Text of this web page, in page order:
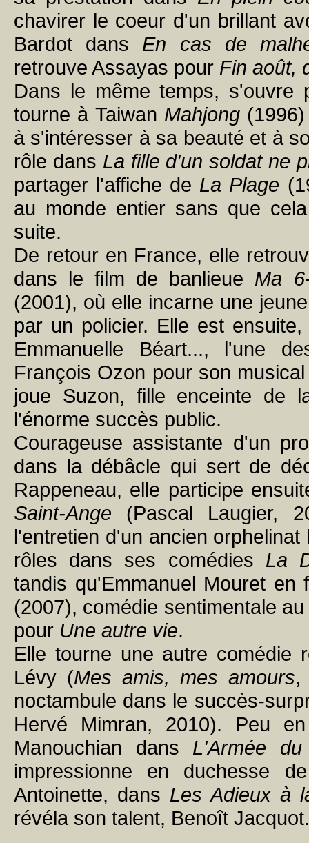
chavirer le coeur d'un brillant
Bardot dans En cas de
retrouve Assayas pour Fin août,
Dans le même temps, s'ouvre
tourne à Taiwan Mahjong
à s'intéresser à sa beauté et à
rôle dans La fille d'un soldat ne
partager l'affiche de La Plage
au monde entier sans que
suite.
De retour en France, elle
dans le film de banlieue Ma
(2001), où elle incarne une
par un policier. Elle est
Emmanuelle Béart..., l'une
François Ozon pour son
joue Suzon, fille enceinte de
l'énorme succès public.
Courageuse assistante d'un
dans la débâcle qui sert de
Rappeneau, elle participe
Saint-Ange (Pascal Laugier,
l'entretien d'un ancien
rôles dans ses comédies La
tandis qu'Emmanuel Mouret
(2007), comédie sentimentale
pour Une autre vie.
Elle tourne une autre comédie
Lévy (Mes amis, mes amours,
noctambule dans le succès-
Hervé Mimran, 2010). Peu
Manouchian dans L'Armée
impressionne en duchesse
Antoinette, dans Les Adieux à
révéla son talent, Benoît Jacquot.